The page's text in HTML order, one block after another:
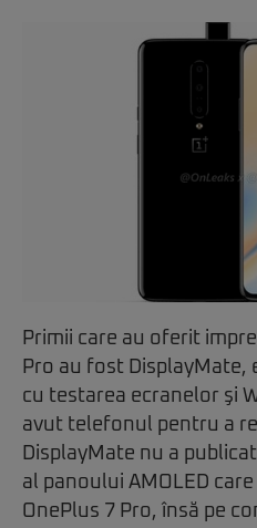
Primii care au oferit
Pro au fost DisplayMate,
cu testarea ecranelor şi
avut telefonul pentru a
DisplayMate nu a
al panoului AMOLED
OnePlus 7 Pro, însă pe